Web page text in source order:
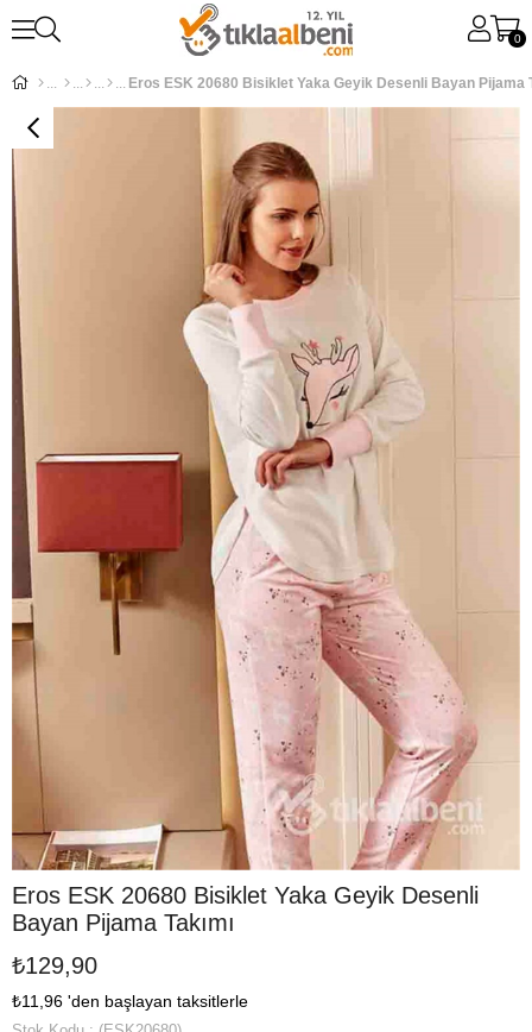
0
Eros ESK 20680 Bisiklet Yaka Geyik Desenli Bayan Pijama
Eros ESK 20680 Bisiklet Yaka Geyik Desenli
Bayan Pijama Takımı
₺129,90
₺11,96 'den başlayan taksitlerle